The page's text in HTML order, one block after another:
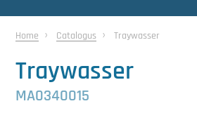
Koeling
Home Catalogus Traywasser
Traywasser
MA0340015